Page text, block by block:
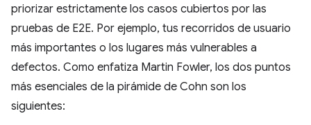
priorizar estrictamente los casos cubiertos por las
pruebas de E2E. Por ejemplo, tus recorridos de usuario
más importantes o los lugares más vulnerables a
defectos. Como enfatiza Martin Fowler, los dos puntos
más esenciales de la pirámide de Cohn son los
siguientes: